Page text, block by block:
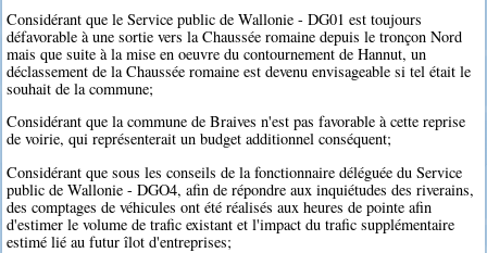
Considérant que le Service public de Wallonie - DG01 est toujours
défavorable à une sortie vers la Chaussée romaine depuis le tronçon Nord
mais que suite à la mise en oeuvre du contournement de Hannut, un
déclassement de la Chaussée romaine est devenu envisageable si tel était le
souhait de la commune;
Considérant que la commune de Braives n'est pas favorable à cette reprise
de voirie, qui représenterait un budget additionnel conséquent;
Considérant que sous les conseils de la fonctionnaire déléguée du Service
public de Wallonie - DGO4, afin de répondre aux inquiétudes des riverains,
des comptages de véhicules ont été réalisés aux heures de pointe afin
d'estimer le volume de trafic existant et l'impact du trafic supplémentaire
estimé lié au futur îlot d'entreprises;